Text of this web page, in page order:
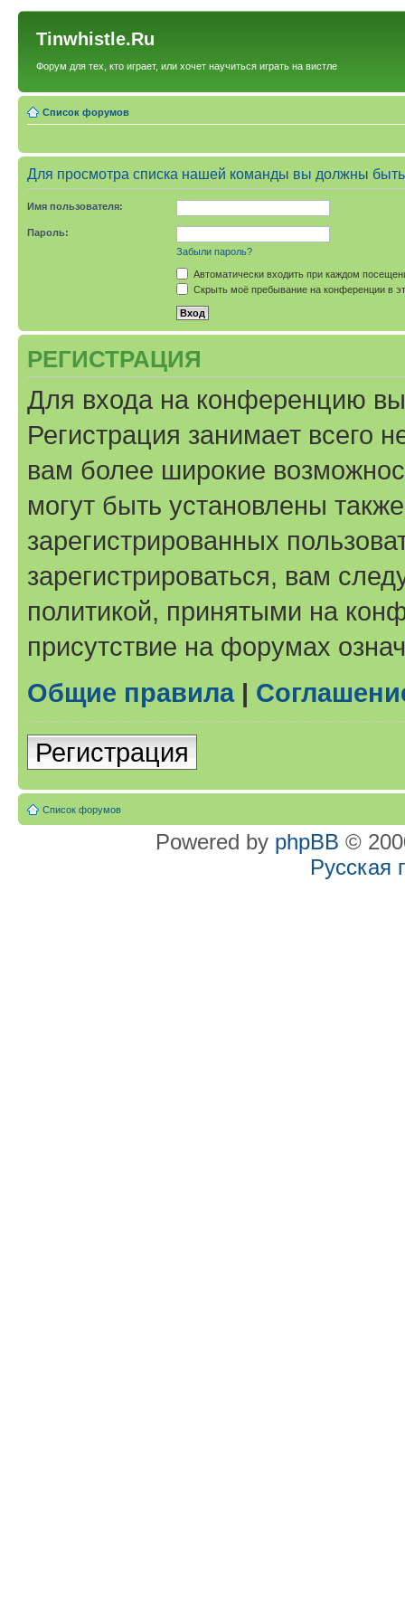
Tinwhistle.Ru
Форум для тех, кто играет, или хочет научиться играть на вистле
Список форумов
Для просмотра списка нашей команды вы должны
Имя пользователя:
Пароль:
Забыли пароль?
Автоматически входить при каждом
Скрыть моё пребывание на конференции в
РЕГИСТРАЦИЯ
Для входа на конференцию
Регистрация занимает всего
вам более широкие
могут быть установлены
зарегистрированных
зарегистрироваться, вам
политикой, принятыми на
присутствие на форумах
Общие правила|
Регистрация
Список форумов
Powered by phpBB ©
Русская